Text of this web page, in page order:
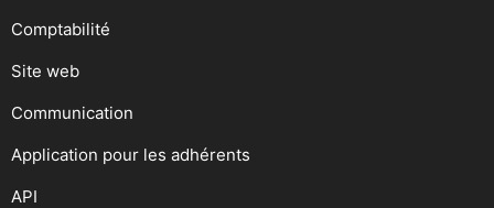
Comptabilité
Site web
Communication
Application pour les adhérents
API